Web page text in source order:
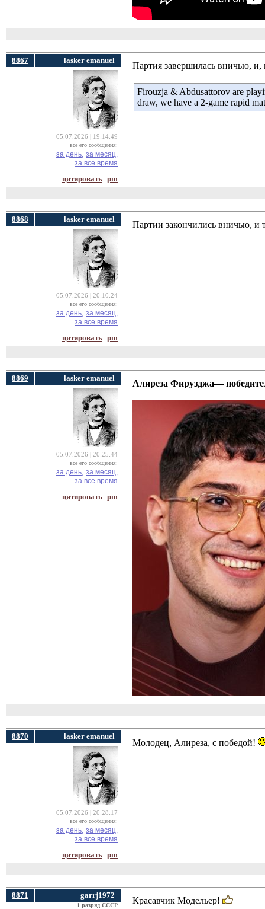
8867 lasker emanuel
05.07.2026 | 19:14:49
все его сообщения:
за день, за месяц,
за все время
цитировать pm
Партия завершилась вничью, и,
Firouzja & Abdusattorov are
draw, we have a 2-game rapid
8868 lasker emanuel
05.07.2026 | 20:10:24
все его сообщения:
за день, за месяц,
за все время
цитировать pm
Партии закончились вничью, и
8869 lasker emanuel
05.07.2026 | 20:25:44
все его сообщения:
за день, за месяц,
за все время
цитировать pm
Алиреза Фирузджа—
8870 lasker emanuel
05.07.2026 | 20:28:17
все его сообщения:
за день, за месяц,
за все время
цитировать pm
Молодец, Алиреза, с победой!
8871 garrj1972
1 разряд СССР Красавчик Модельер!